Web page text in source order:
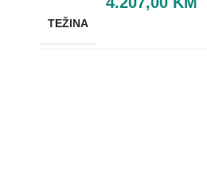
TEŽINA